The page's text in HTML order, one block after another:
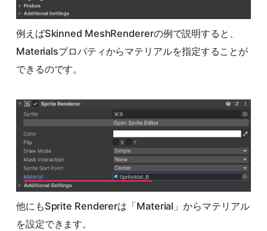
例えばSkinned MeshRendererの例で説明すると、
Materialsプロパティからマテリアルを指定することが
できるのです。
他にもSprite Rendererは「Material」からマテリアル
を設定できます。